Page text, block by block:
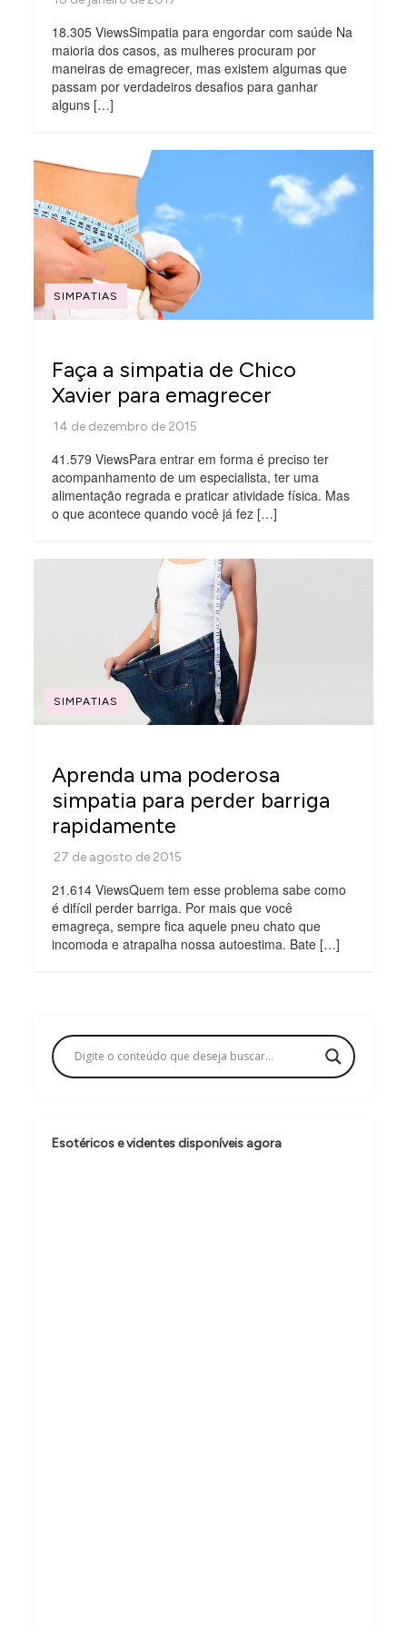
18.305 ViewsSimpatia para engordar com saúde Na
maioria dos casos, as mulheres procuram por
maneiras de emagrecer, mas existem algumas que
passam por verdadeiros desafios para ganhar
alguns […]
SIMPATIAS
Faça a simpatia de Chico
Xavier para emagrecer
41.579 ViewsPara entrar em forma é preciso ter
acompanhamento de um especialista, ter uma
alimentação regrada e praticar atividade física. Mas
o que acontece quando você já fez […]
SIMPATIAS
Aprenda uma poderosa
simpatia para perder barriga
rapidamente
21.614 ViewsQuem tem esse problema sabe como
é difícil perder barriga. Por mais que você
emagreça, sempre fica aquele pneu chato que
incomoda e atrapalha nossa autoestima. Bate […]
Esotéricos e videntes disponíveis agora